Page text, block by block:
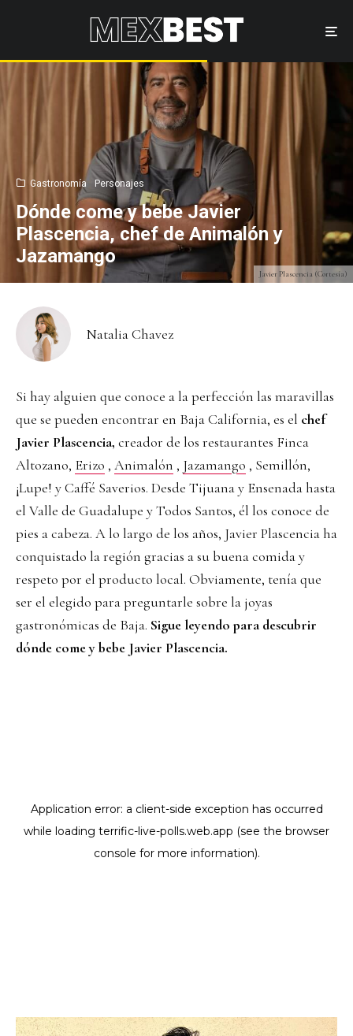
Javier Plascencia (Cortesía)
Gastronomía Personajes
Dónde come y bebe Javier
Plascencia, chef de Animalón y
Jazamango
Natalia Chavez
Si hay alguien que conoce a la perfección las maravillas
que se pueden encontrar en Baja California, es el chef
Javier Plascencia, creador de los restaurantes Finca
Altozano, Erizo , Animalón , Jazamango , Semillón,
¡Lupe! y Caffé Saverios. Desde Tijuana y Ensenada hasta
el Valle de Guadalupe y Todos Santos, él los conoce de
pies a cabeza. A lo largo de los años, Javier Plascencia ha
conquistado la región gracias a su buena comida y
respeto por el producto local. Obviamente, tenía que
ser el elegido para preguntarle sobre la joyas
gastronómicas de Baja. Sigue leyendo para descubrir
dónde come y bebe Javier Plascencia.